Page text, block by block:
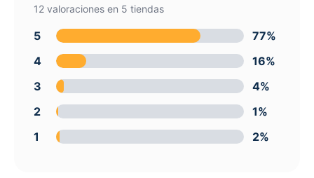
12 valoraciones en 5 tiendas
5
77%
4
16%
3
4%
2
1%
1
2%